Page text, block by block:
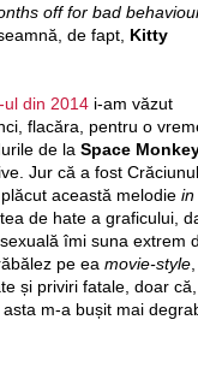
off for bad
de fapt, Kitty
ul din 2014 i-am văzut
flacăra, pentru o
de la Space
Jur că a fost Crăciunul
această melodie in
de hate a graficului,
îmi suna extrem
pe ea movie-style,
și priviri fatale, doar că,
m-a bușit mai